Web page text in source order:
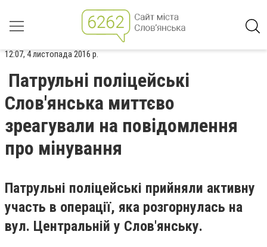
12:07, 4 листопада 2016 р.
Патрульні поліцейські
Слов'янська миттєво
зреагували на повідомлення
про мінування
Патрульні поліцейські прийняли активну
участь в операції, яка розгорнулась на
вул. Центральній у Слов'янську.